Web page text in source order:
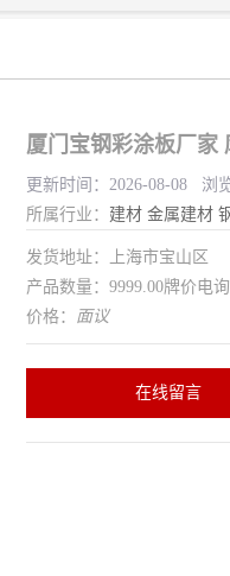
厦门宝钢彩涂板厂家
更新时间：2026-08-08 浏
所属行业： 建材 金属建材
发货地址：上海市宝山区
产品数量：9999.00牌价电询
价格： 面议
在线留言